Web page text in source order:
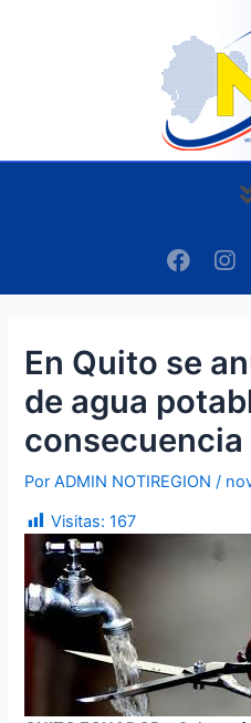
F
a
c
o
k
I
n
s
g
r
a
m
En Quito se
de agua
consecuencia
PorADMIN NOTIREGION/
Visitas: 167